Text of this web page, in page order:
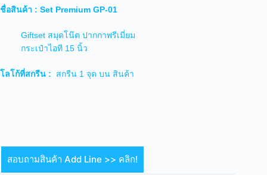
ชื่อสินค้า : Set Premium GP-01
Giftset สมุดโน๊ต ปากกาพรีเมี่ยม
กระเป๋าไอที 15 นิ้ว
โลโก้ที่สกรีน : สกรีน 1 จุด บน สินค้า
สอบถามสินค้า Add Line >> คลิก!